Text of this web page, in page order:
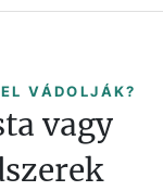
VÁDOLJÁK?
vagy